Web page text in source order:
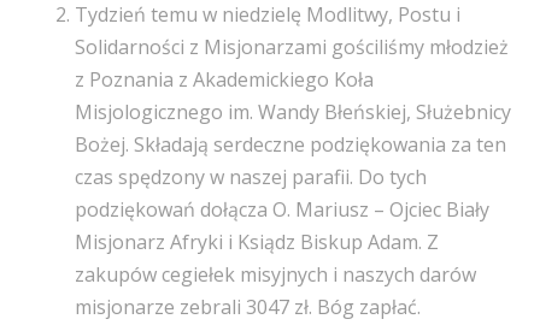
Tydzień temu w niedzielę Modlitwy, Postu i
Solidarności z Misjonarzami gościliśmy młodzież
z Poznania z Akademickiego Koła
Misjologicznego im. Wandy Błeńskiej, Służebnicy
Bożej. Składają serdeczne podziękowania za ten
czas spędzony w naszej parafii. Do tych
podziękowań dołącza O. Mariusz – Ojciec Biały
Misjonarz Afryki i Ksiądz Biskup Adam. Z
zakupów cegiełek misyjnych i naszych darów
misjonarze zebrali 3047 zł. Bóg zapłać.